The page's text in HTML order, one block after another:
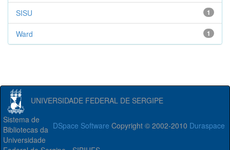
1
SISU
1
Ward
UNIVERSIDADE FEDERAL DE SERGIPE
DSpace Software Copyright © 2002-2010 Duraspace
Sistema de
Bibliotecas da
Universidade